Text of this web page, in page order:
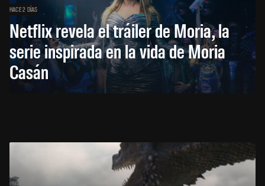
HACE 2 DÍAS
Netflix revela el tráiler de Moria, la
serie inspirada en la vida de Moria
Casán